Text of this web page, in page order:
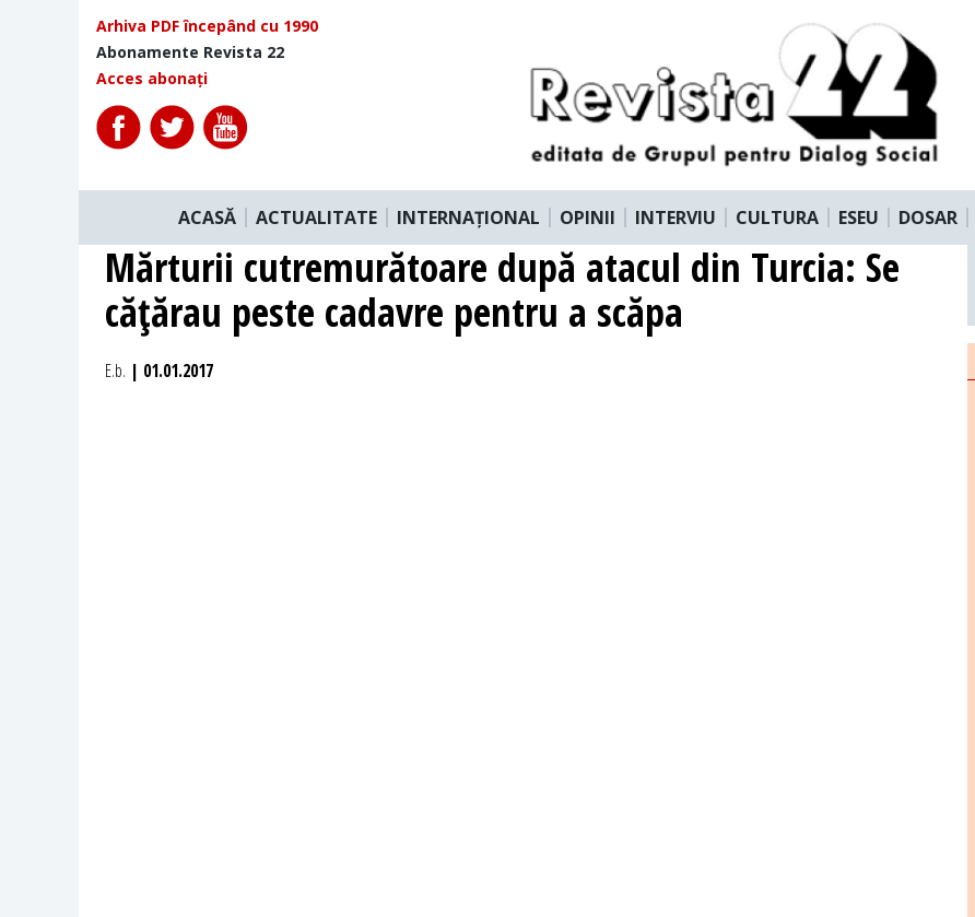
Arhiva PDF începând cu 1990
Abonamente Revista 22
Acces abonați
ACASĂ ACTUALITATE INTERNAȚIONAL OPINII INTERVIU CULTURA ESEU DOSAR
Mărturii cutremurătoare după atacul din Turcia: Se
căţărau peste cadavre pentru a scăpa
E.b. | 01.01.2017